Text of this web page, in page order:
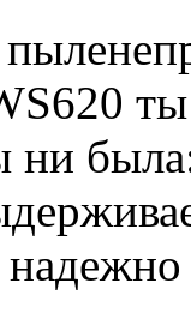
ни